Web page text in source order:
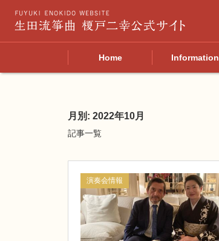
Home Information
月別: 2022年10月
記事一覧
演奏会情報